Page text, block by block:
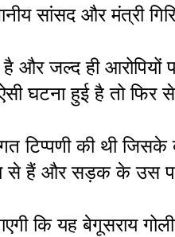
सांसद और मंत्री
जल्द ही आरोपियों पर
घटना हुई है तो फिर
टिप्पणी की थी जिसके
से हैं और सड़क के उस
कि यह बेगूसराय